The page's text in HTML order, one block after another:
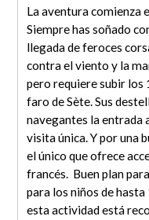
La aventura comienza
Siempre has soñado
llegada de feroces
contra el viento y la
pero requiere subir los
faro de Sète. Sus
navegantes la entrada
visita única. Y por una
el único que ofrece
francés. Buen plan
para los niños de hasta
esta actividad está